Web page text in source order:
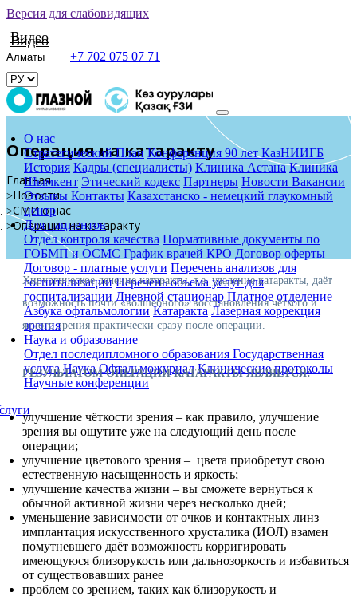
Версия для слабовидящих
Видео
Видео
+7 702 075 07 71
О нас
Стратегический План Конференция 90 лет КазНИИГБ
История Кадры (специалисты) Клиника Астана Клиника
Шымкент Этический кодекс Партнеры Новости Вакансии
Отзывы Контакты Казахстанско - немецкий глаукомный
центр
Для пациентов
Отдел контроля качества Нормативные документы по
ГОБМП и ОСМС График врачей КРО Договор оферты
Договор - платные услуги Перечень анализов для
госпитализации Перечень объема услуг для
госпитализации Дневной стационар Платное отделение
Азбука офтальмологии Катаракта Лазерная коррекция
зрения
Наука и образование
Отдел последипломного образования Государственная
услуга НаукаОфтальможурнал Клинические протоколы
Научные конференции
Операция на катаракту
Главная
Новости
СМИ о нас
Операция на катаракту
Хирургическое лечение катаракты, т.е. удаление катаракты, даёт
возможность почти «волшебного» восстановления чёткого и
ясного зрения практически сразу после операции.
РЕЗУЛЬТАТОМ ОПЕРАЦИИ КАТАРАКТЫ ЯВЛЯЕТСЯ:
улучшение чёткости зрения – как правило, улучшение
зрения вы ощутите уже на следующий день после
операции;
улучшение цветового зрения – цвета приобретут свою
естественную насыщенность и яркость;
улучшение качества жизни – вы сможете вернуться к
обычной активной жизни через несколько дней;
уменьшение зависимости от очков и контактных линз –
имплантация искусственного хрусталика (ИОЛ) взамен
помутневшего даёт возможность корригировать
имеющуюся близорукость или дальнозоркость и избавиться
от существовавших ранее
проблем со зрением, таких как близорукость и